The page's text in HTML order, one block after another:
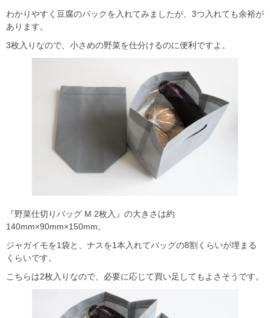
わかりやすく豆腐のパックを入れてみましたが、3つ入れても余裕が
あります。
3枚入りなので、小さめの野菜を仕分けるのに便利ですよ。
『野菜仕切りバッグ M 2枚入』の大きさは約
140mm×90mm×150mm。
ジャガイモを1袋と、ナスを1本入れてバッグの8割くらいが埋まる
くらいです。
こちらは2枚入りなので、必要に応じて買い足してもよさそうです。